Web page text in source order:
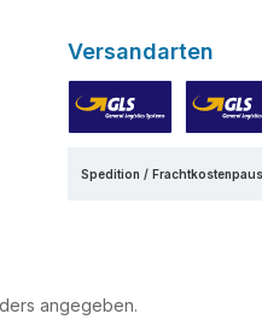
Versandarten
Spedition /
angegeben.